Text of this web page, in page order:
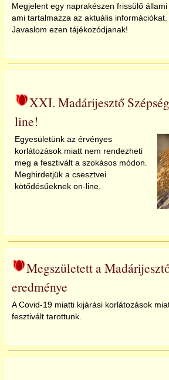
Megjelent egy naprakészen frissülő állami
ami tartalmazza az aktuális információkat.
Javaslom ezen tájékozódjanak!
XXI. Madárijesztő
line!
Egyesületünk az érvényes
korlátozások miatt nem rendezheti
meg a fesztivált a szokásos módon.
Meghirdetjük a csesztvei
kötődésűeknek on-line.
Megszületett a
eredménye
A Covid-19 miatti kijárási korlátozások
fesztivált tarottunk.